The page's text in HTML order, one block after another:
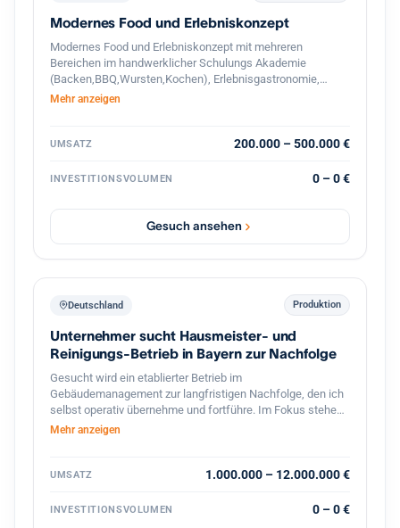
Modernes Food und Erlebniskonzept
Modernes Food und Erlebniskonzept mit mehreren
Bereichen im handwerklicher Schulungs Akademie
(Backen,BBQ,Wursten,Kochen), Erlebnisgastronomie,
Streetfood und hochwertigem Handel. Das Unternehmen
exklusiver Vertrieb hochwertiger französischer Mehle mit
Systemkonzepte. Vorhanden sind bereits etablierte
Veranstaltungen, Onlinehandel sowie verschiedene Ausbau
und Skalierungsmöglichkeiten. Gesucht wird ein Investor
oder strategischer Partner zur Weiterentwicklung der
Mehr anzeigen
UMSATZ 200.000 – 500.000 €
INVESTITIONSVOLUMEN 0 – 0 €
Gesuch ansehen
Deutschland Produktion
Unternehmer sucht Hausmeister- und
Reinigungs-Betrieb in Bayern zur Nachfolge
Gesucht wird ein etablierter Betrieb im
Gebäudemanagement zur langfristigen Nachfolge, den ich
selbst operativ übernehme und fortführe. Im Fokus stehen
Hausmeister- und Facility-Services, Gebäudereinigung,
Interessant sind ertragsstarke Betriebe mit
Kundenstamm ohne Abhängigkeit von einzelnen
Mehr anzeigen
UMSATZ 1.000.000 – 12.000.000 €
INVESTITIONSVOLUMEN 0 – 0 €